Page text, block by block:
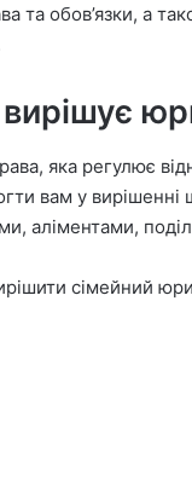
та обов’язки, а
яка регулює
вам у вирішенні
аліментами,
сімейний